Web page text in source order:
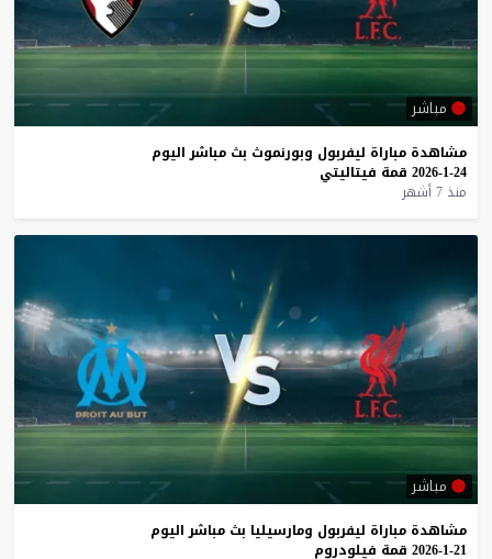
مباشر
مشاهدة مباراة ليفربول وبورنموث بث مباشر اليوم
24-1-2026
قمة فيتاليتي
منذ 7 أشهر
مباشر
مشاهدة مباراة ليفربول ومارسيليا بث مباشر اليوم
21-1-2026
قمة فيلودروم